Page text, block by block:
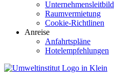
Unternehmensleitbild
Raumvermietung
Cookie-Richtlinen
Anreise
Anfahrtspläne
Hotelempfehlungen